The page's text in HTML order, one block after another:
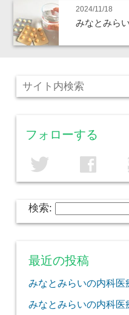
2024/11/18
みなとみら
フォローする
twitter facebook
検索:
最近の投稿
みなとみらいの内科医
みなとみらいの内科医